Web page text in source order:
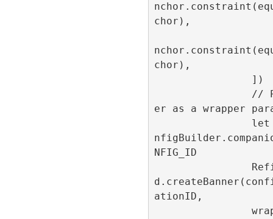
chor),
chor),
er as a wrapper
NFIG_ID
ationID,